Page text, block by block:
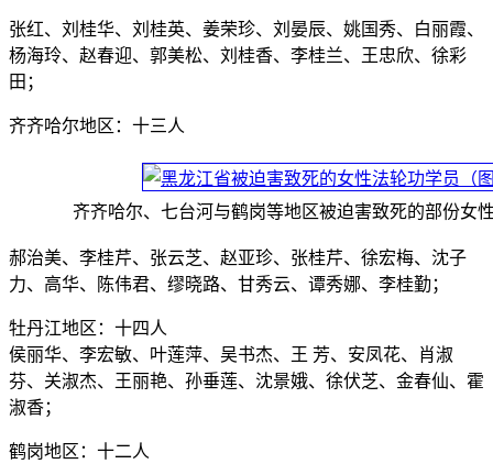
张红、刘桂华、刘桂英、姜荣珍、刘晏辰、姚国秀、白丽霞、
杨海玲、赵春迎、郭美松、刘桂香、李桂兰、王忠欣、徐彩
田；
齐齐哈尔地区：十三人
齐齐哈尔、七台河与鹤岗等地区被迫害致死的部份女
郝治美、李桂芹、张云芝、赵亚珍、张桂芹、徐宏梅、沈子
力、高华、陈伟君、缪晓路、甘秀云、谭秀娜、李桂勤；
牡丹江地区：十四人
侯丽华、李宏敏、叶莲萍、吴书杰、王 芳、安凤花、肖淑
芬、关淑杰、王丽艳、孙垂莲、沈景娥、徐伏芝、金春仙、霍
淑香；
鹤岗地区：十二人